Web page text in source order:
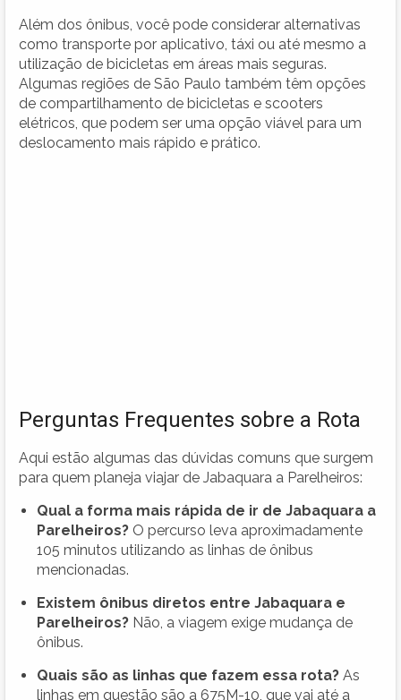
Além dos ônibus, você pode considerar alternativas
como transporte por aplicativo, táxi ou até mesmo a
utilização de bicicletas em áreas mais seguras.
Algumas regiões de São Paulo também têm opções
de compartilhamento de bicicletas e scooters
elétricos, que podem ser uma opção viável para um
deslocamento mais rápido e prático.
Perguntas Frequentes sobre a Rota
Aqui estão algumas das dúvidas comuns que surgem
para quem planeja viajar de Jabaquara a Parelheiros:
Qual a forma mais rápida de ir de Jabaquara a
Parelheiros? O percurso leva aproximadamente
105 minutos utilizando as linhas de ônibus
mencionadas.
Existem ônibus diretos entre Jabaquara e
Parelheiros? Não, a viagem exige mudança de
ônibus.
Quais são as linhas que fazem essa rota? As
linhas em questão são a 675M-10, que vai até a